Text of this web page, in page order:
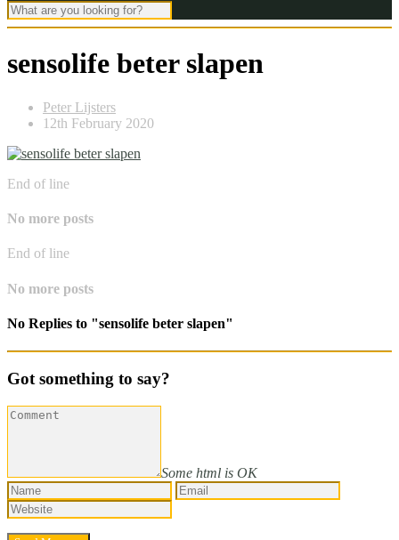
sensolife beter slapen
Peter Lijsters
12th February 2020
End of line
No more posts
End of line
No more posts
No Replies to "sensolife beter slapen"
Got something to say?
Some html is OK